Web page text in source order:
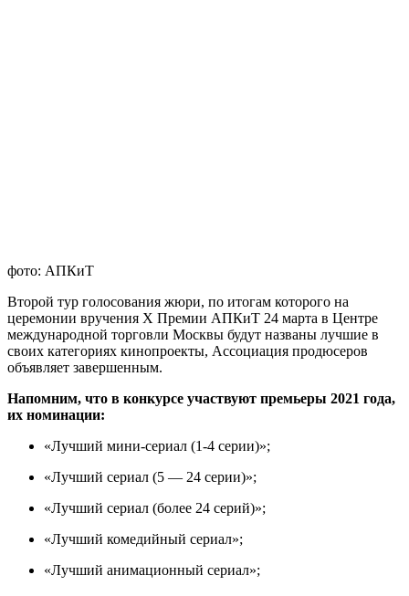
фото: АПКиТ
Второй тур голосования жюри, по итогам которого на
церемонии вручения X Премии АПКиТ 24 марта в Центре
международной торговли Москвы будут названы лучшие в
своих категориях кинопроекты, Ассоциация продюсеров
объявляет завершенным.
Напомним, что в конкурсе участвуют премьеры 2021 года,
их номинации:
«Лучший мини-сериал (1-4 серии)»;
«Лучший сериал (5 — 24 серии)»;
«Лучший сериал (более 24 серий)»;
«Лучший комедийный сериал»;
«Лучший анимационный сериал»;